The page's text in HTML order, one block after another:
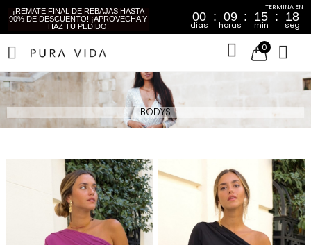
¡REMATE FINAL DE REBAJAS HASTA
90% DE DESCUENTO! ¡APROVECHA Y
HAZ TU PEDIDO!
00
dias
09
horas
15
min
17
seg
0
BODYS